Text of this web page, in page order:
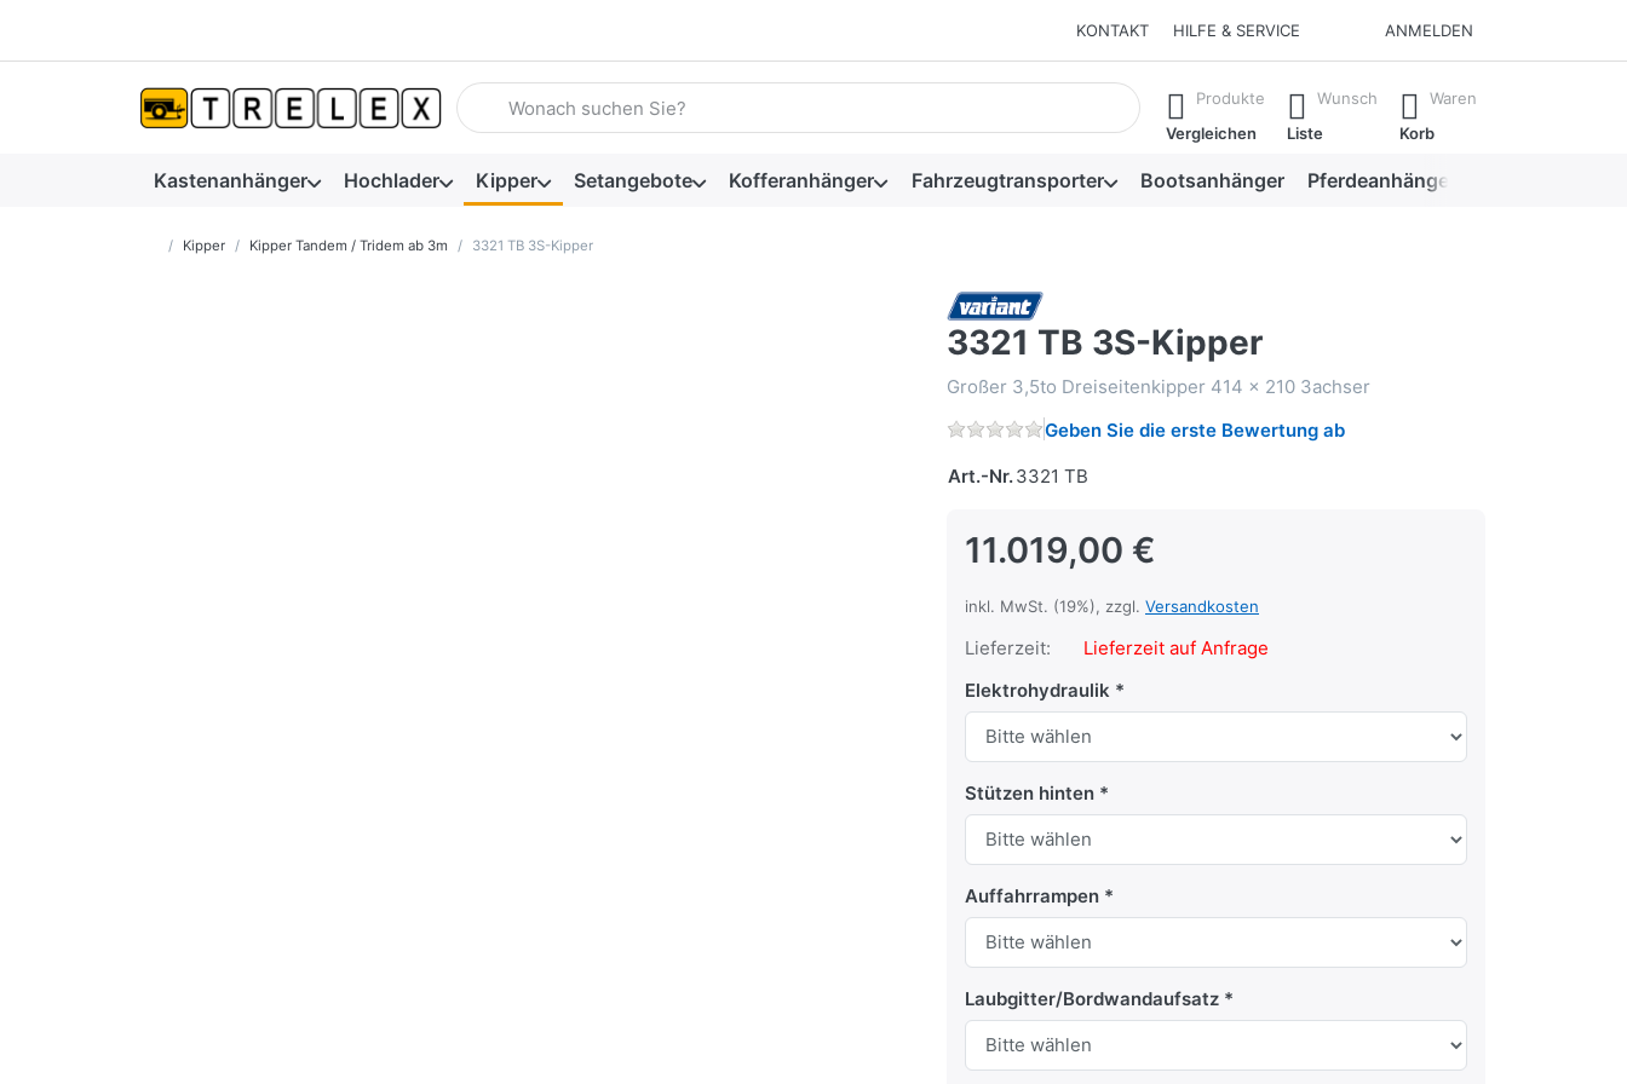
KONTAKT HILFE & SERVICE ANMELDEN
Geben Sie einen Suchbegriff ein. Während Sie tippen, erscheinen automatisch erste Ergebnisse. Drücken Sie die Eingabetaste, um alle
Produkte
Vergleichen
Wunsch
Liste
Waren
Korb
Kastenanhänger Hochlader Kipper Setangebote Kofferanhänger Fahrzeugtransporter Bootsanhänger Pferdeanhänger
Startseite
Kipper Kipper Tandem / Tridem ab 3m 3321 TB 3S-Kipper
3321 TB 3S-Kipper
Großer 3,5to Dreiseitenkipper 414 x 210 3achser
Geben Sie die erste Bewertung ab
Art.-Nr.3321 TB
11.019,00 €
inkl. MwSt. (19%), zzgl. Versandkosten
Lieferzeit:
Lieferzeit auf Anfrage
Elektrohydraulik
Stützen hinten
Auffahrrampen
Laubgitter/Bordwandaufsatz